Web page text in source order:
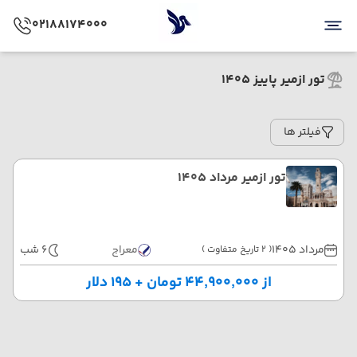
02188174000
تور ازمیر پاییز 1405
فیلتر ها
تور ازمیر مرداد 1405
مرداد 1405 ( 2 تاریخ متفاوت ) معراج 6 شب
از ۴۴٬۹۰۰٬۰۰۰ تومان + ۱۹۵ دلار